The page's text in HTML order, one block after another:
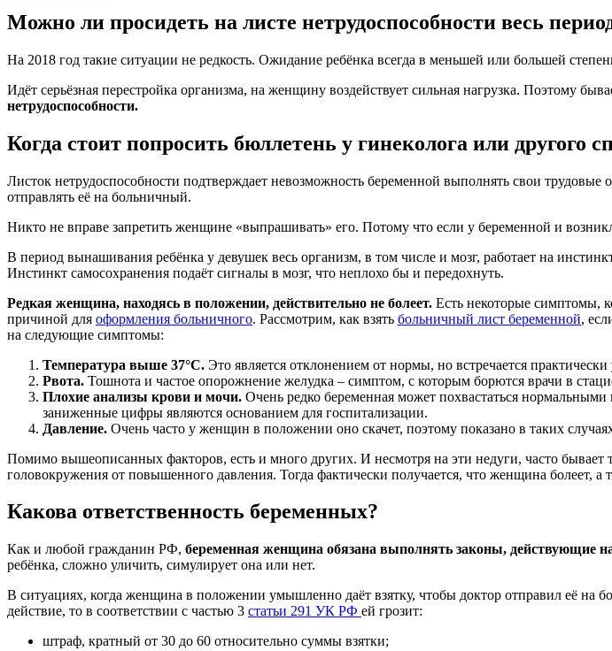
Можно ли просидеть на листе нетрудоспособности весь
На 2018 год такие ситуации не редкость. Ожидание ребёнка всегда в меньшей или большей
Идёт серьёзная перестройка организма, на женщину воздействует сильная нагрузка. Поэтому
нетрудоспособности.
Когда стоит попросить бюллетень у гинеколога или другого
Листок нетрудоспособности подтверждает невозможность беременной выполнять свои
отправлять её на больничный.
Никто не вправе запретить женщине «выпрашивать» его. Потому что если у беременной и
В период вынашивания ребёнка у девушек весь организм, в том числе и мозг, работает на
Инстинкт самосохранения подаёт сигналы в мозг, что неплохо бы и передохнуть.
Редкая женщина, находясь в положении, действительно не болеет. Есть некоторые симптомы,
причиной для оформления больничного. Рассмотрим, как взять больничный лист беременной,
на следующие симптомы:
Температура выше 37°С. Это является отклонением от нормы, но встречается
Рвота. Тошнота и частое опорожнение желудка – симптом, с которым борются врачи в
Плохие анализы крови и мочи. Очень редко беременная может похвастаться
заниженные цифры являются основанием для госпитализации.
Давление. Очень часто у женщин в положении оно скачет, поэтому показано в таких
Помимо вышеописанных факторов, есть и много других. И несмотря на эти недуги, часто бывает
головокружения от повышенного давления. Тогда фактически получается, что женщина болеет,
Какова ответственность беременных?
Как и любой гражданин РФ, беременная женщина обязана выполнять законы, действующие
ребёнка, сложно уличить, симулирует она или нет.
В ситуациях, когда женщина в положении умышленно даёт взятку, чтобы доктор отправил её на
действие, то в соответствии с частью 3 статьи 291 УК РФ ей грозит:
штраф, кратный от 30 до 60 относительно суммы взятки;